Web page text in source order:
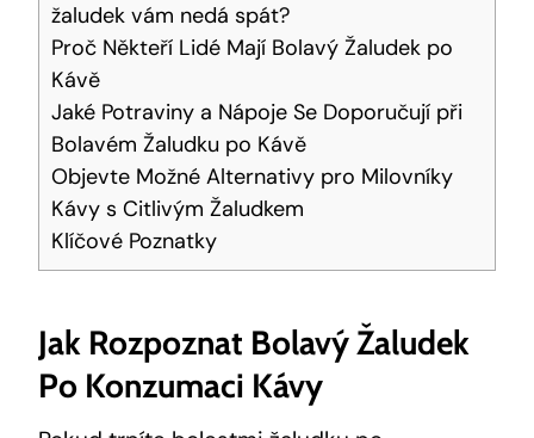
žaludek vám nedá spát?
Proč Někteří Lidé Mají Bolavý Žaludek po
Kávě
Jaké Potraviny a Nápoje Se Doporučují při
Bolavém Žaludku po Kávě
Objevte Možné Alternativy pro Milovníky
Kávy s Citlivým Žaludkem
Klíčové Poznatky
Jak Rozpoznat Bolavý Žaludek
Po Konzumaci Kávy